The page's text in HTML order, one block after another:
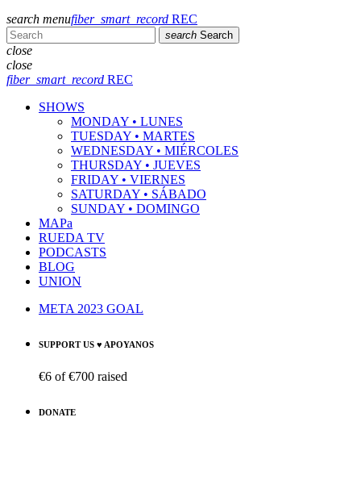
search menufiber_smart_record REC
search Search
close
close
fiber_smart_record REC
SHOWS
MONDAY • LUNES
TUESDAY • MARTES
WEDNESDAY • MIÉRCOLES
THURSDAY • JUEVES
FRIDAY • VIERNES
SATURDAY • SÁBADO
SUNDAY • DOMINGO
MAPa
RUEDA TV
PODCASTS
BLOG
UNION
META 2023 GOAL
SUPPORT US ♥ APOYANOS
€6 of€700 raised
DONATE